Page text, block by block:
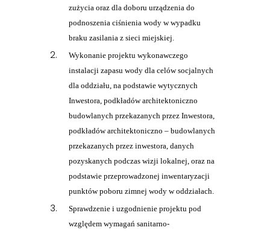
zużycia oraz dla doboru urządzenia do
podnoszenia ciśnienia wody w wypadku
braku zasilania z sieci miejskiej.
Wykonanie projektu wykonawczego
instalacji zapasu wody dla celów socjalnych
dla oddziału, na podstawie wytycznych
Inwestora, podkładów architektoniczno
budowlanych przekazanych przez Inwestora,
podkładów architektoniczno – budowlanych
przekazanych przez inwestora, danych
pozyskanych podczas wizji lokalnej, oraz na
podstawie przeprowadzonej inwentaryzacji
punktów poboru zimnej wody w oddziałach.
Sprawdzenie i uzgodnienie projektu pod
względem wymagań sanitarno-